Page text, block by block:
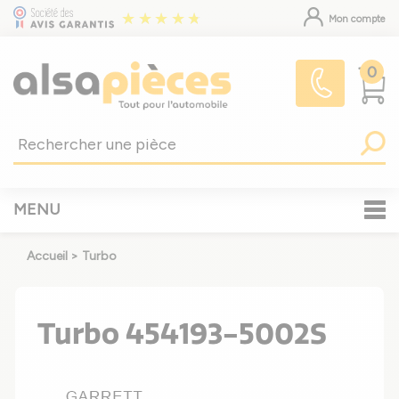
Mon compte
0
MENU
Accueil > Turbo
Turbo 454193-5002S